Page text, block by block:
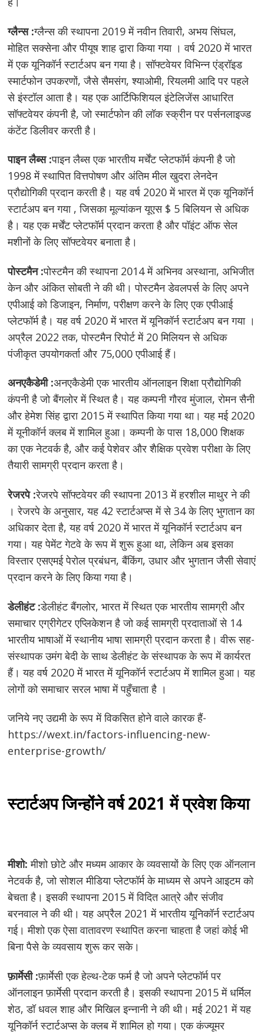
ग्लैन्स :ग्लैन्स की स्थापना 2019 में नवीन तिवारी, अभय सिंघल,
मोहित सक्सेना और पीयूष शाह द्वारा किया गया । वर्ष 2020 में भारत
में एक यूनिकॉर्न स्टार्टअप बन गया है। सॉफ्टवेयर विभिन्न एंड्रॉइड
स्मार्टफोन उपकरणों, जैसे सैमसंग, श्याओमी, रियलमी आदि पर पहले
से इंस्टॉल आता है। यह एक आर्टिफिशियल इंटेलिजेंस आधारित
सॉफ्टवेयर कंपनी है, जो स्मार्टफोन की लॉक स्क्रीन पर पर्सनलाइज्ड
कंटेंट डिलीवर करती है।
पाइन लैब्स :पाइन लैब्स एक भारतीय मर्चेंट प्लेटफॉर्म कंपनी है जो
1998 में स्थापित वित्तपोषण और अंतिम मील खुदरा लेनदेन
प्रौद्योगिकी प्रदान करती है। यह वर्ष 2020 में भारत में एक यूनिकॉर्न
स्टार्टअप बन गया , जिसका मूल्यांकन यूएस $ 5 बिलियन से अधिक
है। यह एक मर्चेंट प्लेटफॉर्म प्रदान करता है और पॉइंट ऑफ सेल
मशीनों के लिए सॉफ्टवेयर बनाता है।
पोस्टमैन :पोस्टमैन की स्थापना 2014 में अभिनव अस्थाना, अभिजीत
केन और अंकित सोबती ने की थी। पोस्टमैन डेवलपर्स के लिए अपने
एपीआई को डिजाइन, निर्माण, परीक्षण करने के लिए एक एपीआई
प्लेटफॉर्म है। यह वर्ष 2020 में भारत में यूनिकॉर्न स्टार्टअप बन गया ।
अप्रैल 2022 तक, पोस्टमैन रिपोर्ट में 20 मिलियन से अधिक
पंजीकृत उपयोगकर्ता और 75,000 एपीआई हैं।
अनएकैडेमी :अनएकैडेमी एक भारतीय ऑनलाइन शिक्षा प्रौद्योगिकी
कंपनी है जो बैंगलोर में स्थित है। यह कम्पनी गौरव मुंजाल, रोमन सैनी
और हेमेश सिंह द्वारा 2015 में स्थापित किया गया था। यह मई 2020
में यूनीकॉर्न क्लब में शामिल हुआ। कम्पनी के पास 18,000 शिक्षक
का एक नेटवर्क है, और कई पेशेवर और शैक्षिक प्रवेश परीक्षा के लिए
तैयारी सामग्री प्रदान करता है।
रेजरपे :रेजरपे सॉफ्टवेयर की स्थापना 2013 में हरशील माथुर ने की
। रेजरपे के अनुसार, यह 42 स्टार्टअप्स में से 34 के लिए भुगतान का
अधिकार देता है, यह वर्ष 2020 में भारत में यूनिकॉर्न स्टार्टअप बन
गया। यह पेमेंट गेटवे के रूप में शुरू हुआ था, लेकिन अब इसका
विस्तार एसएमई पेरोल प्रबंधन, बैंकिंग, उधार और भुगतान जैसी सेवाएं
प्रदान करने के लिए किया गया है।
डेलीहंट :डेलीहंट बैंगलोर, भारत में स्थित एक भारतीय सामग्री और
समाचार एग्रीगेटर एप्लिकेशन है जो कई सामग्री प्रदाताओं से 14
भारतीय भाषाओं में स्थानीय भाषा सामग्री प्रदान करता है। वीरू सह-
संस्थापक उमंग बेदी के साथ डेलीहंट के संस्थापक के रूप में कार्यरत
हैं। यह वर्ष 2020 में भारत में यूनिकॉर्न स्टार्टअप में शामिल हुआ। यह
लोगों को समाचार सरल भाषा में पहुँचाता है ।
जनिये नए उद्यमी के रूप में विकसित होने वाले कारक हैं-
https://wext.in/factors-influencing-new-
enterprise-growth/
स्टार्टअप जिन्होंने वर्ष 2021 में प्रवेश किया
मीशो:मीशो छोटे और मध्यम आकार के व्यवसायों के लिए एक ऑनलान
नेटवर्क है, जो सोशल मीडिया प्लेटफॉर्म के माध्यम से अपने आइटम को
बेचता है। इसकी स्थापना 2015 में विदित आत्रे और संजीव
बरनवाल ने की थी। यह अप्रैल 2021 में भारतीय यूनिकॉर्न स्टार्टअप
गई। मीशो एक ऐसा वातावरण स्थापित करना चाहता है जहां कोई भी
बिना पैसे के व्यवसाय शुरू कर सके।
फ़ार्मेसी :फ़ार्मेसी एक हेल्थ-टेक फर्म है जो अपने प्लेटफॉर्म पर
ऑनलाइन फ़ार्मेसी प्रदान करती है। इसकी स्थापना 2015 में धर्मिल
शेठ, डॉ धवल शाह और मिखिल इन्नानी ने की थी। मई 2021 में यह
यूनिकॉर्न स्टार्टअप्स के क्लब में शामिल हो गया। एक कंज्यूमर